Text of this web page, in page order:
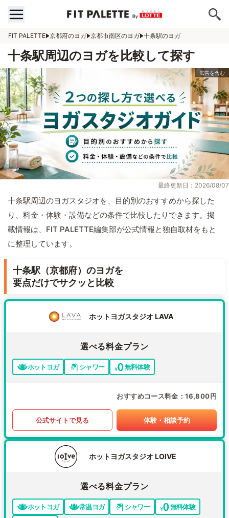
FIT PALETTE 京都府のヨガ 京都市南区のヨガ 十条駅のヨガ
十条駅周辺のヨガを比較して探す
最終更新日：2026/08/07
十条駅周辺のヨガスタジオを、目的別のおすすめから探した
り、料金・体験・設備などの条件で比較したりできます。掲
載情報は、FIT PALETTE編集部が公式情報と独自取材をもと
に整理しています。
十条駅（京都府）のヨガを
要点だけでサクッと比較
ホットヨガスタジオ LAVA
選べる料金プラン
ホットヨガ シャワー 無料体験
おすすめコース料金 16,800円
公式サイトで見る 体験・相談予約
ホットヨガスタジオ LOIVE
選べる料金プラン
ホットヨガ 常温ヨガ シャワー
無料体験